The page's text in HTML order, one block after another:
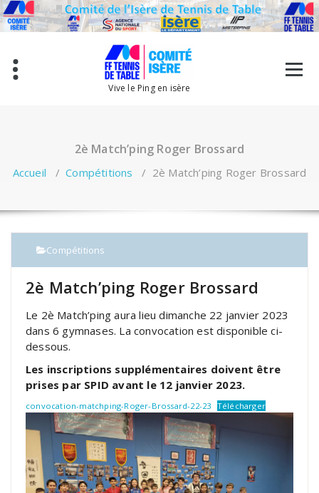
Aller
au
contenu
Vive le Ping en isère
2è Match’ping Roger Brossard
Accueil /Compétitions / 2è Match’ping Roger Brossard
Compétitions
2è Match’ping Roger Brossard
Le 2è Match’ping aura lieu dimanche 22 janvier 2023
dans 6 gymnases. La convocation est disponible ci-
dessous.
Les inscriptions supplémentaires doivent être
prises par SPID avant le 12 janvier 2023.
convocation-matchping-Roger-Brossard-22-23 Télécharger